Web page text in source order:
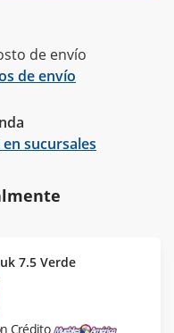
de envío
de envío
sucursales
7.5 Verde
Crédito